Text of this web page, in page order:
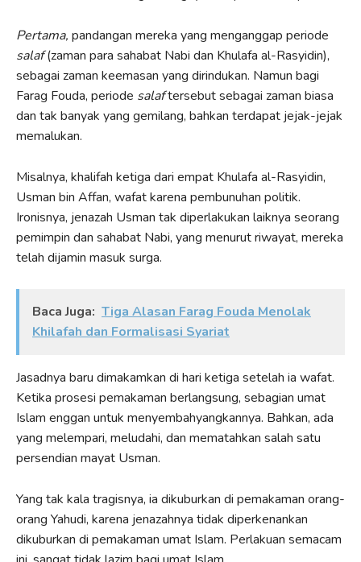
Pertama, pandangan mereka yang menganggap periode
salaf(zaman para sahabat Nabi dan Khulafa al-Rasyidin),
sebagai zaman keemasan yang dirindukan. Namun bagi
Farag Fouda, periode salaftersebut sebagai zaman biasa
dan tak banyak yang gemilang, bahkan terdapat jejak-jejak
memalukan.
Misalnya, khalifah ketiga dari empat Khulafa al-Rasyidin,
Usman bin Affan, wafat karena pembunuhan politik.
Ironisnya, jenazah Usman tak diperlakukan laiknya seorang
pemimpin dan sahabat Nabi, yang menurut riwayat, mereka
telah dijamin masuk surga.
Baca Juga: Tiga Alasan Farag Fouda Menolak
Khilafah dan Formalisasi Syariat
Jasadnya baru dimakamkan di hari ketiga setelah ia wafat.
Ketika prosesi pemakaman berlangsung, sebagian umat
Islam enggan untuk menyembahyangkannya. Bahkan, ada
yang melempari, meludahi, dan mematahkan salah satu
persendian mayat Usman.
Yang tak kala tragisnya, ia dikuburkan di pemakaman orang-
orang Yahudi, karena jenazahnya tidak diperkenankan
dikuburkan di pemakaman umat Islam. Perlakuan semacam